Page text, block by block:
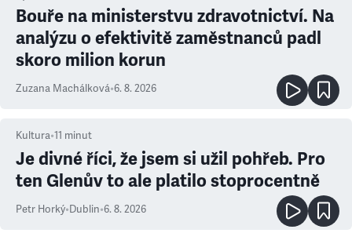
Bouře na ministerstvu zdravotnictví. Na
analýzu o efektivitě zaměstnanců padl
skoro milion korun
Zuzana Machálková•6. 8. 2026
Kultura•11 minut
Je divné říci, že jsem si užil pohřeb. Pro
ten Glenův to ale platilo stoprocentně
Petr Horký•Dublin•6. 8. 2026